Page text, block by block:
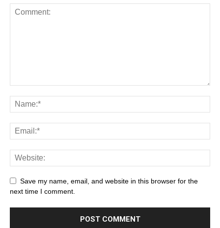
Save my name, email, and website in this browser for the
next time I comment.